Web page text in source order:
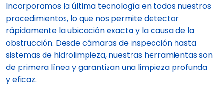
Incorporamos la última tecnología en todos nuestros
procedimientos, lo que nos permite detectar
rápidamente la ubicación exacta y la causa de la
obstrucción. Desde cámaras de inspección hasta
sistemas de hidrolimpieza, nuestras herramientas son
de primera línea y garantizan una limpieza profunda
y eficaz.